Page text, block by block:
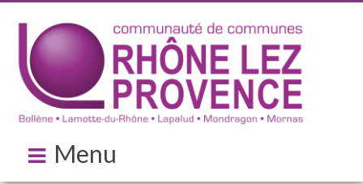
Menu